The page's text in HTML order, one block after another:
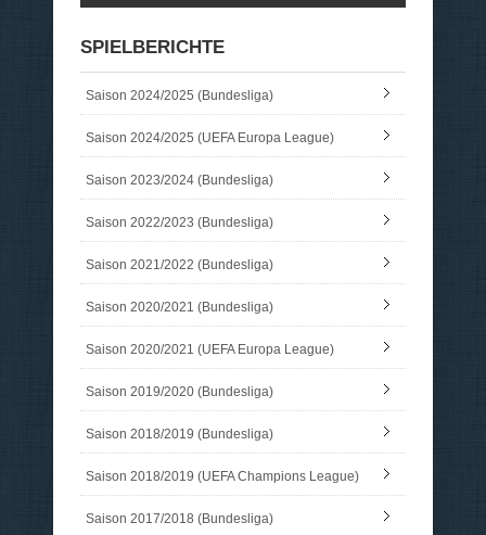
SPIELBERICHTE
Saison 2024/2025 (Bundesliga)
Saison 2024/2025 (UEFA Europa League)
Saison 2023/2024 (Bundesliga)
Saison 2022/2023 (Bundesliga)
Saison 2021/2022 (Bundesliga)
Saison 2020/2021 (Bundesliga)
Saison 2020/2021 (UEFA Europa League)
Saison 2019/2020 (Bundesliga)
Saison 2018/2019 (Bundesliga)
Saison 2018/2019 (UEFA Champions League)
Saison 2017/2018 (Bundesliga)